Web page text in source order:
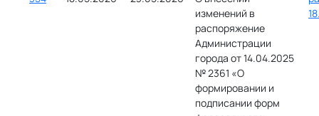
изменений в
распоряжение
Администрации
города от 14.04.2025
№ 2361 «О
формировании и
подписании форм